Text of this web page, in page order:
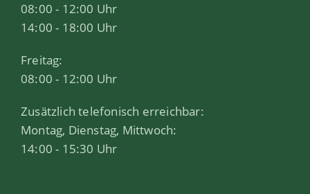
08:00 - 12:00 Uhr
14:00 - 18:00 Uhr
Freitag:
08:00 - 12:00 Uhr
Zusätzlich telefonisch erreichbar:
Montag, Dienstag, Mittwoch:
14:00 - 15:30 Uhr